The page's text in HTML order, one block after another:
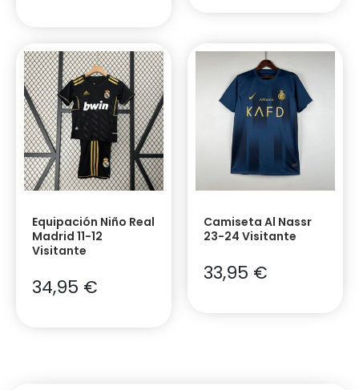
Equipación Niño Real
Madrid 11-12
Visitante
34,95 €
Camiseta Al Nassr
23-24 Visitante
33,95 €